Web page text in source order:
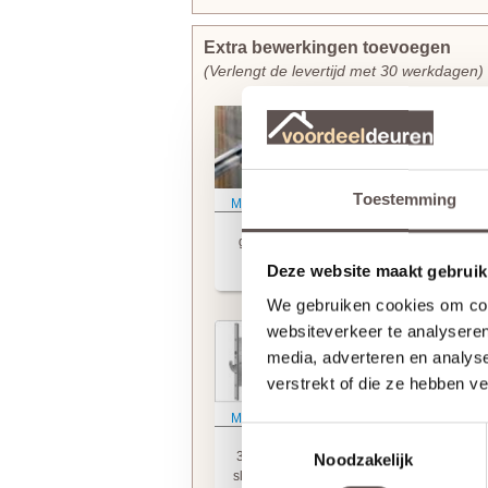
Toestemming
Deze website maakt
We gebruiken cookies om
websiteverkeer te
media, adverteren en
verstrekt of die ze hebben
Noodzakelijk
Extra bewerkingen toevoegen
(Verlengt de levertijd met 30 werkdagen)
Meer informatie
glasmontage
+ € 50,00
Meer informatie
+ € 19,95
Meer informatie
3-puntsluiting
sleutelbediend
Meer informatie
3-puntsluiting